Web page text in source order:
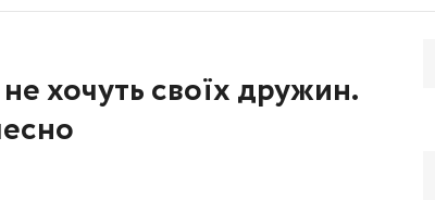
хочуть своїх дружин.